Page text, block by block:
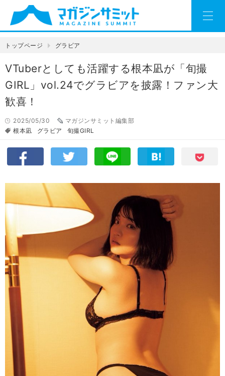
トップページ グラビア
VTuberとしても活躍する根本凪が「旬撮
GIRL」vol.24でグラビアを披露！ファン大
歓喜！
2025/05/30
マガジンサミット編集部
根本凪
グラビア 旬撮GIRL